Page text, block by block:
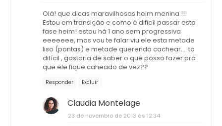
Olá! que dicas maravilhosas heim menina !!!
Estou em transição e como é dificíl passar esta
fase heim! estou há 1 ano sem progressiva
eeeeeee, mas vou te falar viu ele esta metade
liso (pontas) e metade querendo cachear.... ta
difícil , gostaria de saber o que posso fazer pra
que ele fique caheado de vez??
Responder Excluir
Claudia Montelage
23 de novembro de 2013 às 12:34